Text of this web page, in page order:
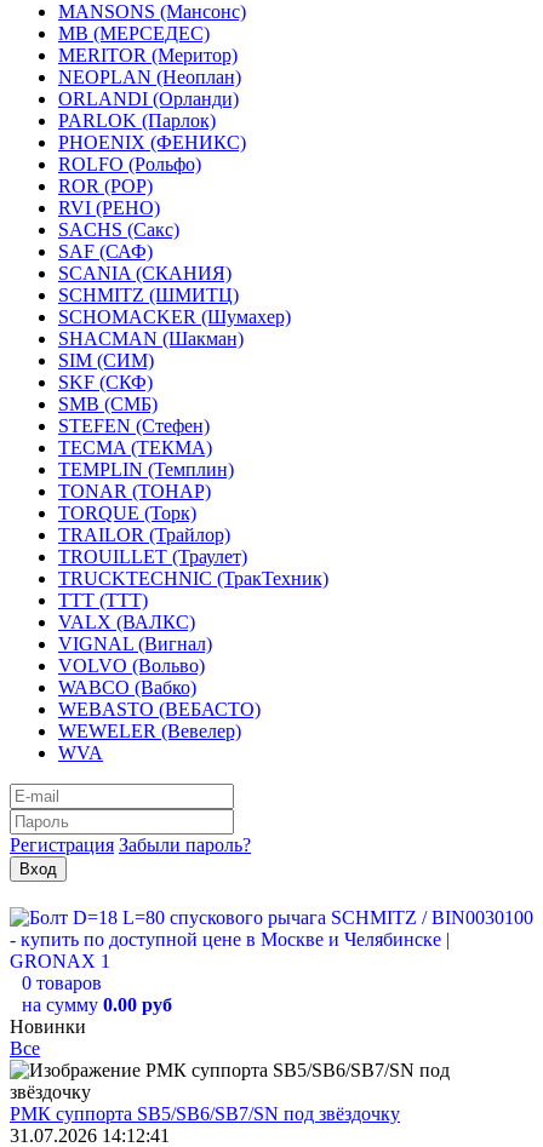
MANSONS (Мансонс)
MB (МЕРСЕДЕС)
MERITOR (Меритор)
NEOPLAN (Неоплан)
ORLANDI (Орланди)
PARLOK (Парлок)
PHOENIX (ФЕНИКС)
ROLFO (Рольфо)
ROR (РОР)
RVI (РЕНО)
SACHS (Сакс)
SAF (САФ)
SCANIA (СКАНИЯ)
SCHMITZ (ШМИТЦ)
SCHOMACKER (Шумахер)
SHACMAN (Шакман)
SIM (СИМ)
SKF (СКФ)
SMB (СМБ)
STEFEN (Стефен)
TECMA (ТЕКМА)
TEMPLIN (Темплин)
TONAR (ТОНАР)
TORQUE (Торк)
TRAILOR (Трайлор)
TROUILLET (Траулет)
TRUCKTECHNIC (ТракТехник)
TTT (ТТТ)
VALX (ВАЛКС)
VIGNAL (Вигнал)
VOLVO (Вольво)
WABCO (Вабко)
WEBASTO (ВЕБАСТО)
WEWELER (Вевелер)
WVA
Регистрация Забыли пароль?
0 товаров
на сумму 0.00 руб
Новинки
Все
РМК суппорта SB5/SB6/SB7/SN под звёздочку
31.07.2026 14:12:41